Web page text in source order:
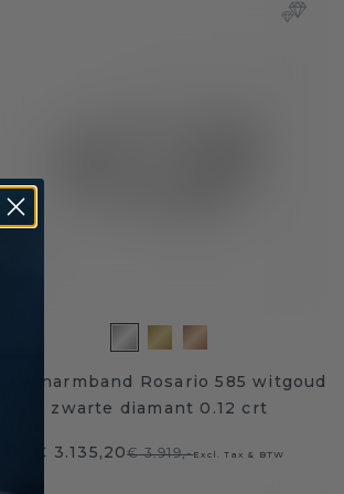
Slavenarmband Rosario 585 witgoud
zwarte diamant 0.12 crt
€ 3.135,20€ 3.919,-Excl. Tax & BTW